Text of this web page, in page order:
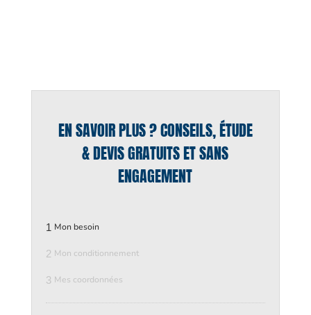
EN SAVOIR PLUS ? CONSEILS, ÉTUDE
& DEVIS GRATUITS ET SANS
ENGAGEMENT
1 Mon besoin
2 Mon conditionnement
3 Mes coordonnées